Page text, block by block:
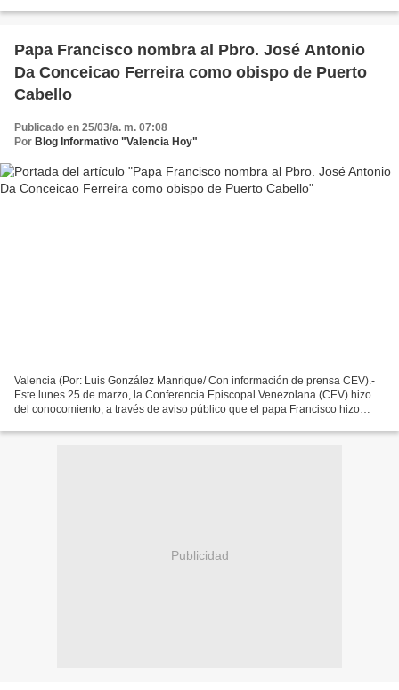
Papa Francisco nombra al Pbro. José Antonio
Da Conceicao Ferreira como obispo de Puerto
Cabello
Publicado en 25/03/a. m. 07:08
Por Blog Informativo "Valencia Hoy"
Valencia (Por: Luis González Manrique/ Con información de prensa CEV).-
Este lunes 25 de marzo, la Conferencia Episcopal Venezolana (CEV) hizo
del conocomiento, a través de aviso público que el papa Francisco hizo
Publicidad